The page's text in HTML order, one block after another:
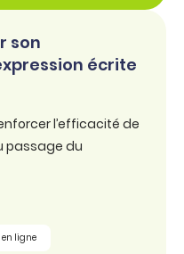
son
écrite
l’efficacité de
passage du
ligne